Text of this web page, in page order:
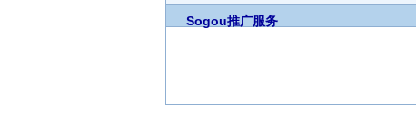
Sogou推广服务